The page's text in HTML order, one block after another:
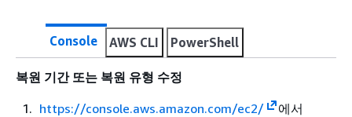
Console AWS CLI PowerShell
복원 기간 또는 복원 유형 수정
https://console.aws.amazon.com/ec2/
에서